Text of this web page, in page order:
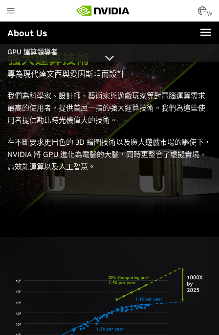
to
main
content
TW
About Us
GPU 運算領導者
強大運算技術
專為現代達文西與愛因斯坦而設計
我們為科學家、設計師、藝術家與遊戲玩家等對電腦運算需求
最高的使用者，提供首屈一指的強大運算技術。我們為這些使
用者提供勘比時光機偉大的技術。
在不斷要求更出色的 3D 繪圖技術以及廣大遊戲市場的驅使下，
NVIDIA 將 GPU 進化為電腦的大腦，同時更整合了虛擬實境、
高效能運算以及人工智慧。